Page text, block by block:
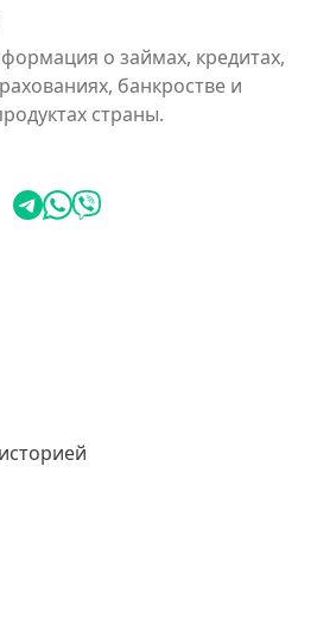
о займах, кредитах,
банкростве и
страны.